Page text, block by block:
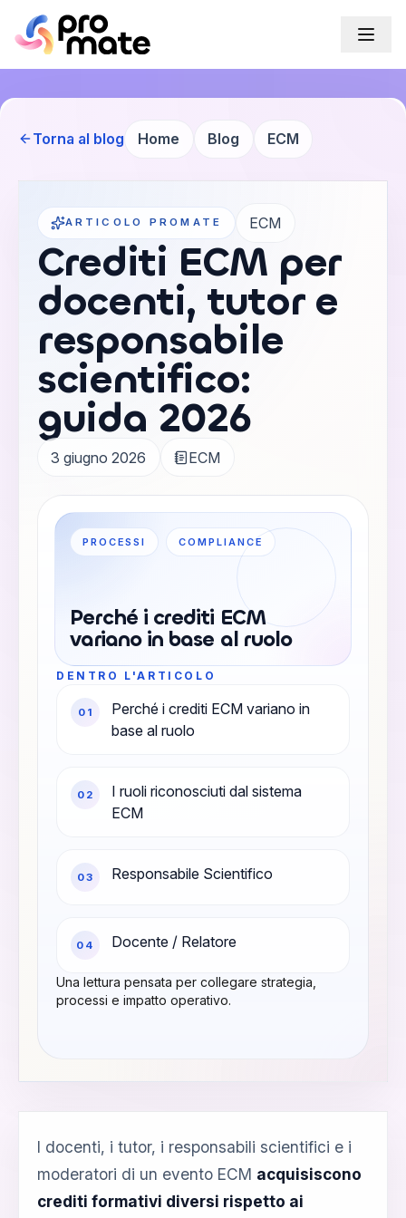
Torna al blog Home Blog ECM
ARTICOLO PROMATE ECM
Crediti ECM per
docenti, tutor e
responsabile
scientifico:
guida 2026
3 giugno 2026 ECM
PROCESSI COMPLIANCE
Perché i crediti ECM
variano in base al ruolo
DENTRO L'ARTICOLO
0 1
Perché i crediti ECM variano in
base al ruolo
0 2
I ruoli riconosciuti dal sistema
ECM
03 Responsabile Scientifico
0 4 Docente / Relatore
Una lettura pensata per collegare strategia,
processi e impatto operativo.
I docenti, i tutor, i responsabili scientifici e i
moderatori di un evento ECM acquisiscono
crediti formativi diversi rispetto ai